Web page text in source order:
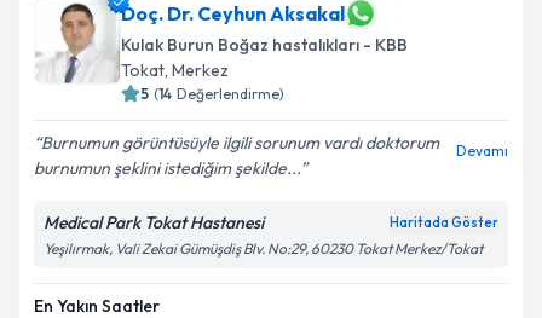
Doç. Dr. Ceyhun Aksakal
Kulak Burun Boğaz hastalıkları - KBB
Tokat, Merkez
5 (14 Değerlendirme)
Burnumun görüntüsüyle ilgili sorunum vardı doktorum
burnumun şeklini istediğim şekilde...
Devamı
Medical Park Tokat Hastanesi Haritada Göster
Yeşilırmak, Vali Zekai Gümüşdiş Blv. No:29, 60230 Tokat Merkez/Tokat
En Yakın Saatler